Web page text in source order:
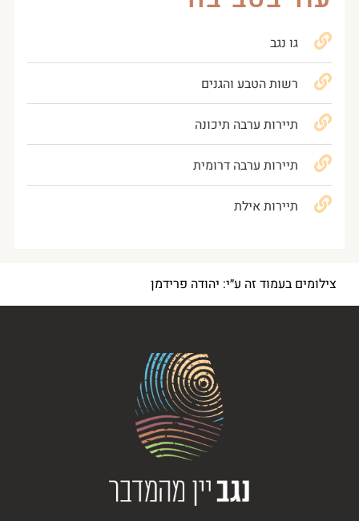
גו נגב
רשות הטבע והגנים
תיירות ערבה תיכונה
תיירות ערבה דרומית
תיירות אילת
צילומים בעמוד זה ע״י: יהודה פרידמן